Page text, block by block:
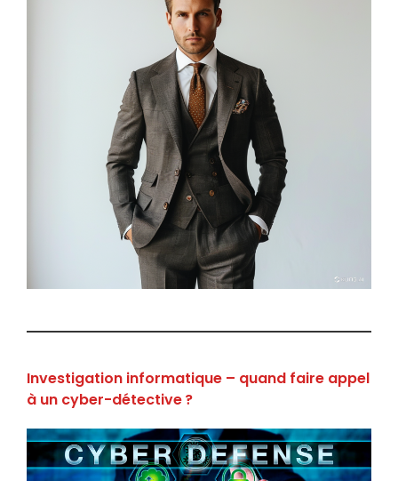
Investigation informatique – quand faire appel
à un cyber-détective ?